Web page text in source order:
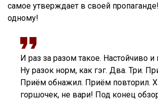
самое утверждает в своей
одному!
И раз за разом такое. Настойчиво и
Ну разок норм, как гэг. Два. Три.
Приём обнажил. Приём повторил.
горшочек, не вари! Под конец